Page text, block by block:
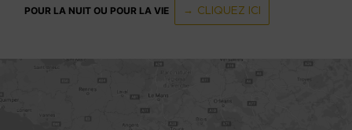
POUR LA NUIT OU POUR LA VIE CLIQUEZ ICI